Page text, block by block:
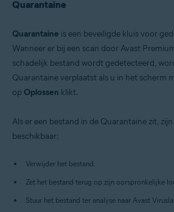
Quarantaine
Quarantaine is een beveiligde kluis voor
Wanneer er bij een scan door Avast
schadelijk bestand wordt gedetecteerd,
Quarantaine verplaatst als u in het scherm
op Oplossen klikt.
Als er een bestand in de Quarantaine zit,
beschikbaar:
Verwijder het bestand.
Zet het bestand terug op zijn oorspronkelijke
Stuur het bestand ter analyse naar Avast